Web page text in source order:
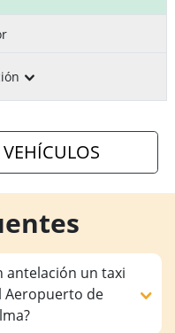
antelación un taxi
Aeropuerto de